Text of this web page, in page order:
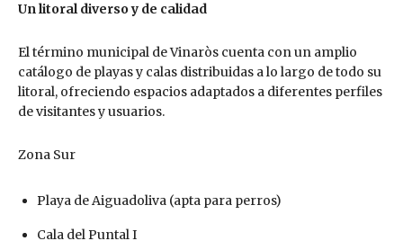
Un litoral diverso y de calidad
El término municipal de Vinaròs cuenta con un amplio
catálogo de playas y calas distribuidas a lo largo de todo su
litoral, ofreciendo espacios adaptados a diferentes perfiles
de visitantes y usuarios.
Zona Sur
Playa de Aiguadoliva (apta para perros)
Cala del Puntal I